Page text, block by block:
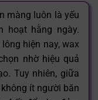
màng luôn là yếu
hoạt hằng ngày.
hiện nay, wax
nhờ hiệu quả
Tuy nhiên, giữa
ít người băn